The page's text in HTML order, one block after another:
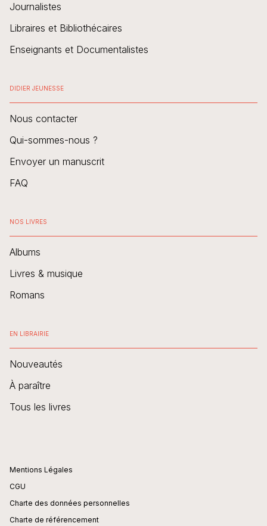
Journalistes
Libraires et Bibliothécaires
Enseignants et Documentalistes
DIDIER JEUNESSE
Nous contacter
Qui-sommes-nous ?
Envoyer un manuscrit
FAQ
NOS LIVRES
Albums
Livres & musique
Romans
EN LIBRAIRIE
Nouveautés
À paraître
Tous les livres
Mentions Légales
CGU
Charte des données personnelles
Charte de référencement